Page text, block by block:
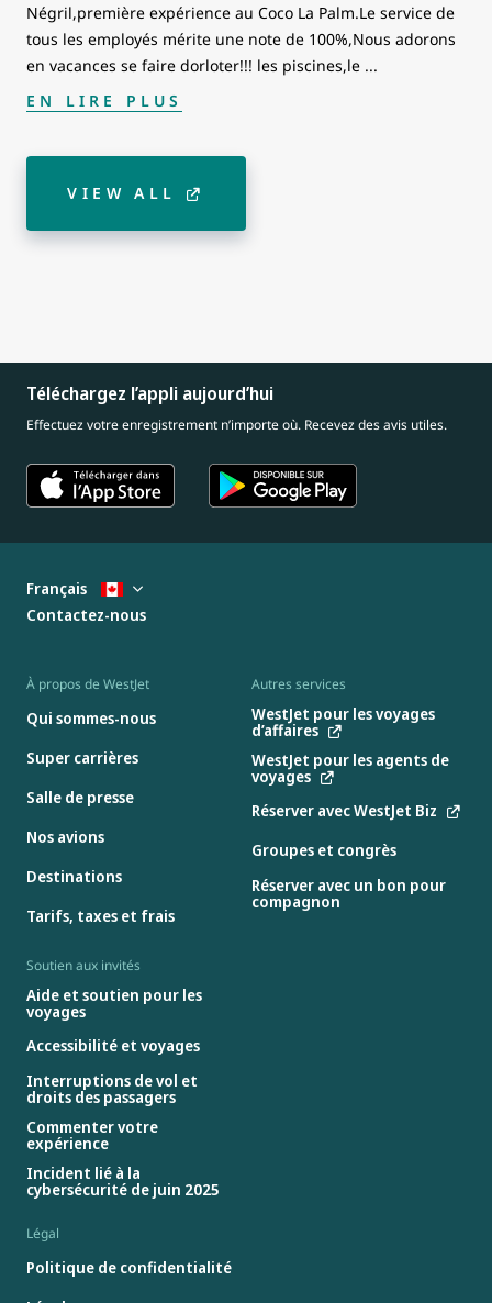
Négril,première expérience au Coco La Palm.Le service de
tous les employés mérite une note de 100%,Nous adorons
en vacances se faire dorloter!!! les piscines,le ...
EN LIRE PLUS
VIEW ALL
Téléchargez l’appli aujourd’hui
Effectuez votre enregistrement n’importe où. Recevez des avis utiles.
À propos de WestJet
Qui sommes-nous
Super carrières
Salle de presse
Nos avions
Destinations
Tarifs, taxes et frais
Autres services
WestJet pour les voyages
d’affaires
WestJet pour les agents de
voyages
Réserver avec WestJet Biz
Groupes et congrès
Réserver avec un bon pour
compagnon
Soutien aux invités
Aide et soutien pour les
voyages
Accessibilité et voyages
Interruptions de vol et
droits des passagers
Commenter votre
expérience
Incident lié à la
cybersécurité de juin 2025
Légal
Politique de confidentialité
Français
Contactez-nous